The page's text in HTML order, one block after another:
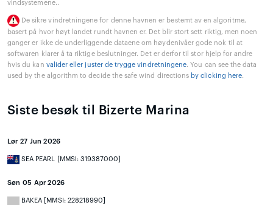
vindsystemene..
De sikre vindretningene for denne havnen er bestemt av en algoritme,
basert på hvor høyt landet rundt havnen er. Det blir stort sett riktig, men noen
ganger er ikke de underliggende dataene om høydenivåer gode nok til at
softwaren klarer å ta riktige beslutninger. Det er derfor til stor hjelp for andre
hvis du kan valider eller juster de trygge vindretningene. You can see the data
used by the algorithm to decide the safe wind directions by clicking here.
Siste besøk til Bizerte Marina
Lør 27 Jun 2026
SEA PEARL [MMSI: 319387000]
Søn 05 Apr 2026
BAKEA [MMSI: 228218990]